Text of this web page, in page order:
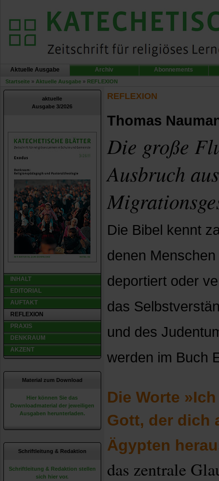
Aktuelle Ausgabe Archiv Abonnements
Startseite » Aktuelle Ausgabe » REFLEXION
aktuelle
Ausgabe 3/2026
INHALT
EDITORIAL
AUFTAKT
REFLEXION
PRAXIS
DENKRAUM
AKZENT
Material zum Download
Hier können Sie das
Downloadmaterial der jeweiligen
Ausgaben herunterladen.
Schriftleitung & Redaktion
Schriftleitung & Redaktion stellen
sich hier vor.
REFLEXION
Thomas
Die große
Ausbruch
Die Bibel kennt
denen
deportiert oder
das
und des
werden im Buch
Die Worte
Gott, der dich
Ägypten
das zentrale